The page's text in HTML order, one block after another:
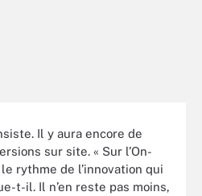
Il y aura encore de
sur site. « Sur l’On-
rythme de l’innovation qui
t-il. Il n’en reste pas moins,